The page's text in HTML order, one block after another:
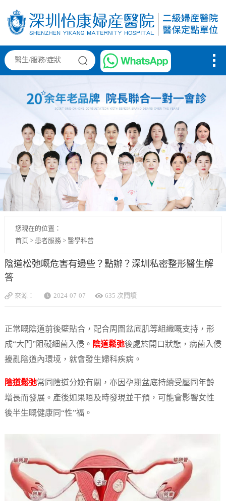
您現在的位置：
首页 > 患者服務> 醫學科普
陰道松弛嘅危害有邊些？點辦？深圳私密整形醫生解
答
來源： 2024-07-07 635 次閱讀
正常嘅陰道前後壁貼合，配合周圍盆底肌等組織嘅支持，形
成“大門”阻礙細菌入侵。 陰道鬆弛後處於開口狀態，病菌入侵
擾亂陰道內環境，就會發生婦科疾病。
陰道鬆弛常同陰道分娩有關，亦因孕期盆底持續受壓同年齡
增長而發展。產後如果唔及時發現並干預，可能會影響女性
後半生嘅健康同“性”福。